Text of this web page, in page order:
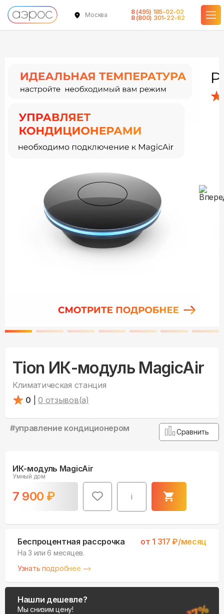
Москва
8 (495) 185-02-02
8 (800) 301-22-62
Tion ИК-модуль MagicAir
Климатическая станция
0
0 отзывов(а)
#управление кондиционером Сравнить
ИК-модуль MagicAir
Умный дом
7 900 ₽ i
в наличии
Беспроцентная рассрочка от 1 317 ₽/месяц
На 3 или 6 месяцев.
Узнать подробнее
Нашли дешевле?
Мы снизим цену!